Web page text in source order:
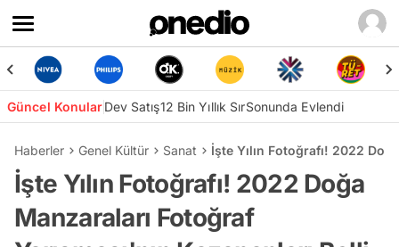
Güncel KonularDev Satış12 Bin Yıllık SırSonunda Evlendi
Haberler Genel Kültür Sanat İşte Yılın Fotoğrafı! 2022
İşte Yılın Fotoğrafı! 2022 Doğa
Manzaraları Fotoğraf